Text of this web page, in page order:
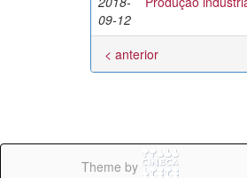
09-12
< anterior
Theme by